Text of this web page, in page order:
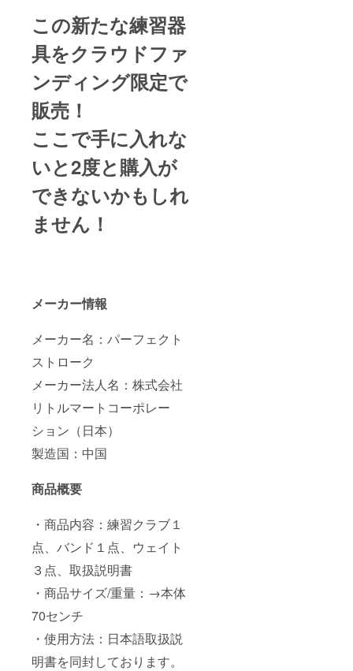
この新たな練習器
具をクラウドファ
ンディング限定で
販売！
ここで手に入れな
いと2度と購入が
できないかもしれ
ません！
メーカー情報
メーカー名：パーフェクト
ストローク
メーカー法人名：株式会社
リトルマートコーポレー
ション（日本）
製造国：中国
商品概要
・商品内容：練習クラブ１
点、バンド１点、ウェイト
３点、取扱説明書
・商品サイズ/重量：→本体
70センチ
・使用方法：日本語取扱説
明書を同封しております。